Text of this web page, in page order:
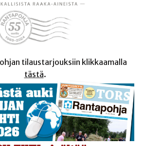
tilaustarjouksiin klikkaamalla
tästä.